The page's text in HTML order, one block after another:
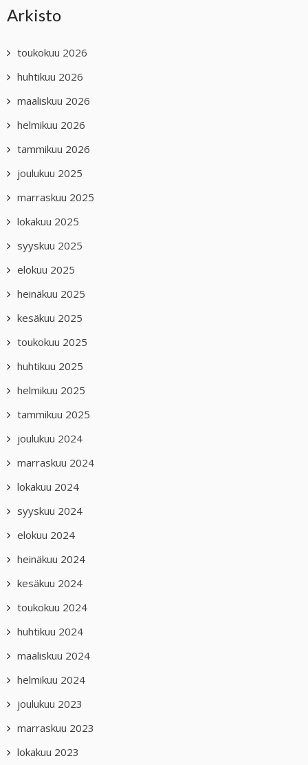
Arkisto
toukokuu 2026
huhtikuu 2026
maaliskuu 2026
helmikuu 2026
tammikuu 2026
joulukuu 2025
marraskuu 2025
lokakuu 2025
syyskuu 2025
elokuu 2025
heinäkuu 2025
kesäkuu 2025
toukokuu 2025
huhtikuu 2025
helmikuu 2025
tammikuu 2025
joulukuu 2024
marraskuu 2024
lokakuu 2024
syyskuu 2024
elokuu 2024
heinäkuu 2024
kesäkuu 2024
toukokuu 2024
huhtikuu 2024
maaliskuu 2024
helmikuu 2024
joulukuu 2023
marraskuu 2023
lokakuu 2023